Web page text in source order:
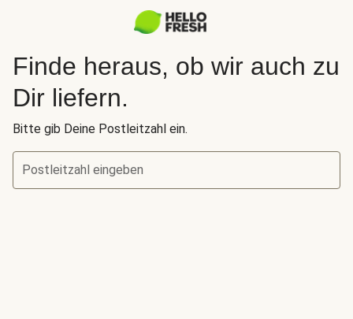
Finde heraus, ob wir auch zu
Dir liefern.
Bitte gib Deine Postleitzahl ein.
Postleitzahl eingeben